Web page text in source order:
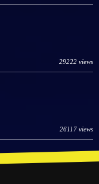
29222 views
26117 views